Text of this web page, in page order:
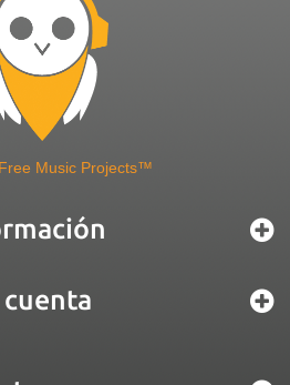
Free Music Projects™